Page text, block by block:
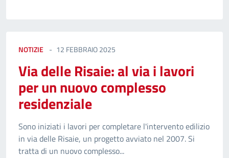
NOTIZIE 12 FEBBRAIO 2025
Via delle Risaie: al via i lavori
per un nuovo complesso
residenziale
Sono iniziati i lavori per completare l'intervento edilizio
in via delle Risaie, un progetto avviato nel 2007.️ Si
tratta di un nuovo complesso...